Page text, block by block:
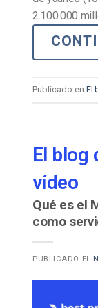
2.100.000
Publicado en El
El blog
vídeo
Qué es el
como
PUBLICADO EL